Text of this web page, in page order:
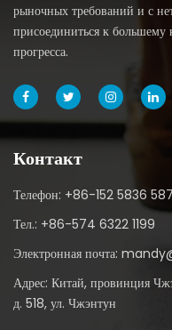
рыночных требований и с
присоединиться к большему
прогресса.
Контакт
Телефон: +86-152 5836
Тел.: +86-574 6322 1199
Электронная почта:
Адрес: Китай, провинция
д. 518, ул. Чжэнтун